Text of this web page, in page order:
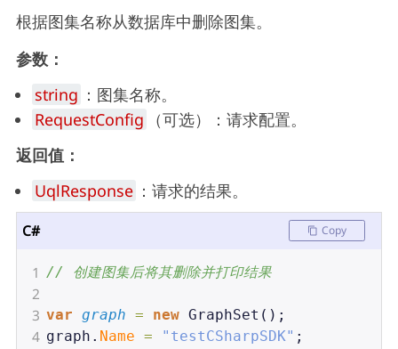
根据图集名称从数据库中删除图集。
参数：
string ：图集名称。
RequestConfig
（可选）：请求配置。
返回值：
UqlResponse ：请求的结果。
C# Copy
1 // 创建图集后将其删除并打印结果
2
3 var graph = new GraphSet ();
4 graph . Name = "testCSharpSDK" ;